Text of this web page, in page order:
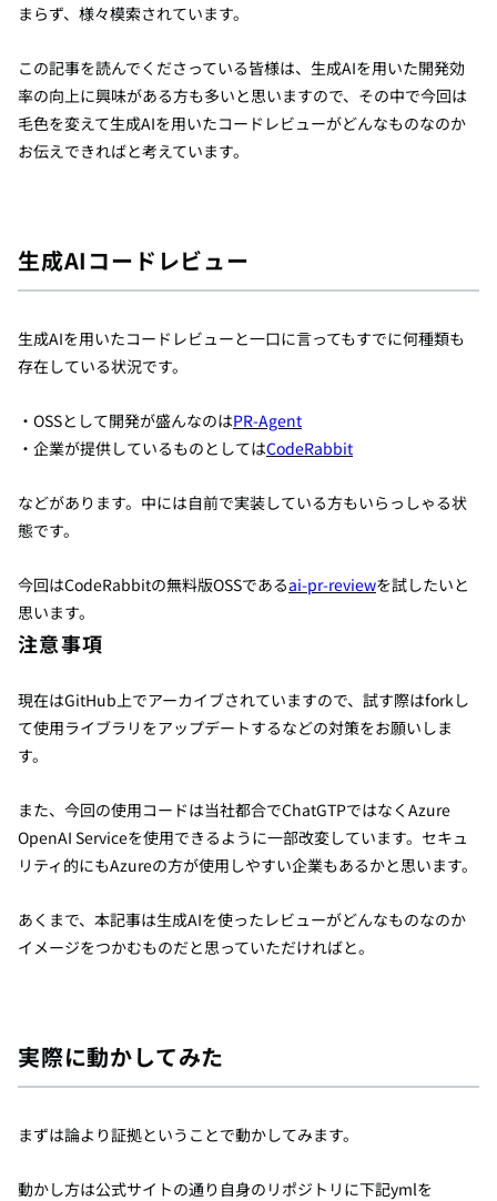
まらず、様々模索されています。
この記事を読んでくださっている皆様は、生成AIを用いた開発効
率の向上に興味がある方も多いと思いますので、その中で今回は
毛色を変えて生成AIを用いたコードレビューがどんなものなのか
お伝えできればと考えています。
生成AIコードレビュー
生成AIを用いたコードレビューと一口に言ってもすでに何種類も
存在している状況です。
・OSSとして開発が盛んなのはPR-Agent
・企業が提供しているものとしてはCodeRabbit
などがあります。中には自前で実装している方もいらっしゃる状
態です。
今回はCodeRabbitの無料版OSSであるai-pr-reviewを試したいと
思います。
注意事項
現在はGitHub 上でアーカイブされていますので、試す際はforkし
て使用ライブラリをアップデートするなどの対策をお願いしま
す。
また、今回の使用コードは当社都合でChatGTPではなく Azure
OpenAI Serviceを使用できるように一部改変しています。 セキュ
リティ的にもAzureの方が使用しやすい企業もあるかと思います。
あくまで、本記事は生成AIを使ったレビューがどんなものなのか
イメージをつかむものだと思っていただければと。
実際に動かしてみた
まずは論より証拠ということで動かしてみます。
動かし方は公式サイトの通り自身のリポジトリに下記ymlを